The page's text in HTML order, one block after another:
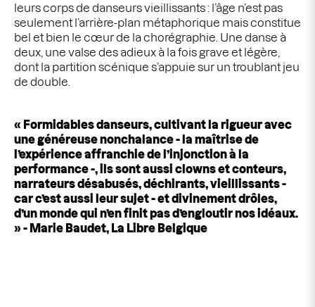
leurs corps de danseurs vieillissants : l’âge n’est pas
seulement l’arrière-plan métaphorique mais constitue
bel et bien le cœur de la chorégraphie. Une danse à
deux, une valse des adieux à la fois grave et légère,
dont la partition scénique s’appuie sur un troublant jeu
de double.
« Formidables danseurs, cultivant la rigueur avec
une généreuse nonchalance - la maîtrise de
l’expérience affranchie de l’injonction à la
performance -, ils sont aussi clowns et conteurs,
narrateurs désabusés, déchirants, vieillissants -
car c’est aussi leur sujet - et divinement drôles,
d’un monde qui n’en finit pas d’engloutir nos idéaux.
» - Marie Baudet, La Libre Belgique